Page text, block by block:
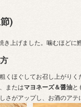
)
き上げました。噛むほどに
くほぐしてお召し上がりく
、またはマヨネーズ＆醤油と
さがアップし、お酒のアテ